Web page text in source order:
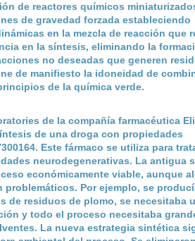
de reactores químicos
de gravedad forzada estableciendo
en la mezcla de reacción que
en la síntesis, eliminando la
no deseadas que generen
de manifiesto la idoneidad de
de la química verde.
de la compañía farmacéutica
de una droga con propiedades
Este fármaco se utiliza para
neurodegenerativas. La antigua
económicamente viable, aunque
problemáticos. Por ejemplo, se
de residuos de plomo, se necesitaba
y todo el proceso necesitaba
La nueva estrategia sintética